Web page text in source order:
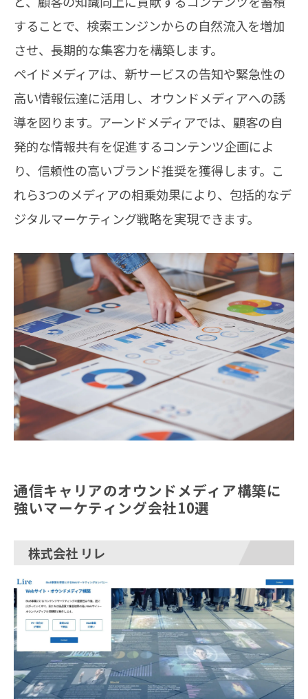
することで、検索エンジンからの自然流入を増加
させ、長期的な集客力を構築します。
ペイドメディアは、新サービスの告知や緊急性の
高い情報伝達に活用し、オウンドメディアへの誘
導を図ります。アーンドメディアでは、顧客の自
発的な情報共有を促進するコンテンツ企画によ
り、信頼性の高いブランド推奨を獲得します。こ
れら3つのメディアの相乗効果により、包括的なデ
ジタルマーケティング戦略を実現できます。
通信キャリアのオウンドメディア構築に
強いマーケティング会社10選
株式会社 リレ